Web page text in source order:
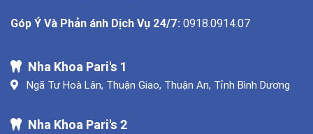
Góp Ý Và Phản ánh Dịch Vụ 24/7: 0918.0914.07
Nha Khoa Pari's 1
Ngã Tư Hoà Lân, Thuận Giao, Thuận An, Tỉnh Bình Dương
Nha Khoa Pari's 2